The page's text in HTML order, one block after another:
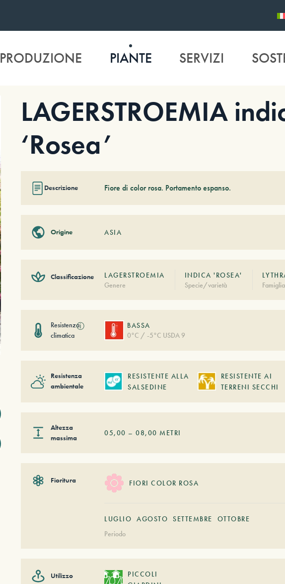
PRODUZIONE PIANTE SERVIZI
LAGERSTROEMIA
‘Rosea’
Descrizione Fiore di color rosa. Portamento espanso.
Origine ASIA
Classificazione
LAGERSTROEMIA
Genere
INDICA 'ROSEA'
Specie/varietà
Famiglia
Resistenza
climatica
ⓘ
BASSA
0°C / -5°C USDA 9
Resistenza
ambientale
RESISTENTE ALLA
SALSEDINE
RESISTENTE AI
TERRENI SECCHI
Altezza
massima
05,00 –08,00 METRI
Fioritura FIORI COLOR ROSA
LUGLIO AGOSTO SETTEMBRE
OTTOBRE
Periodo
Utilizzo
PICCOLI